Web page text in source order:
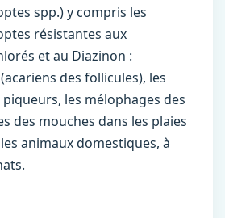
spp.) y compris les
résistantes aux
et au Diazinon :
des follicules), les
les mélophages des
des mouches dans les plaies
animaux domestiques, à